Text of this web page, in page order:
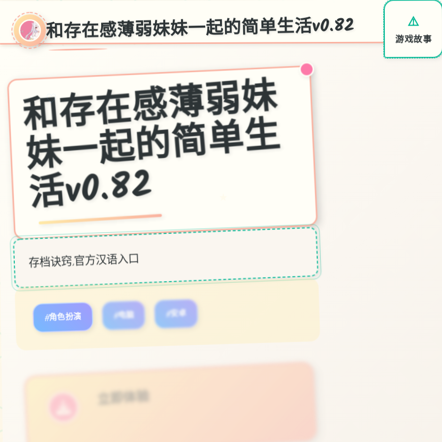
和存在感薄弱妹妹一起的简单生活v0.82 ⚠️
游戏故事
和
存
在
感
薄
弱
妹
妹
一
起
的
简
单
生
活v0.82
存档诀窍,官方汉语入口
#角色扮演 #电脑 #安卓
立即体验
♡